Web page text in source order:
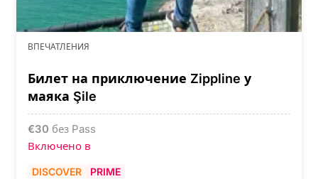
ВПЕЧАТЛЕНИЯ
Билет на приключение Zippline у
маяка Şile
€30 без Pass
Включено в
DISCOVER PRIME